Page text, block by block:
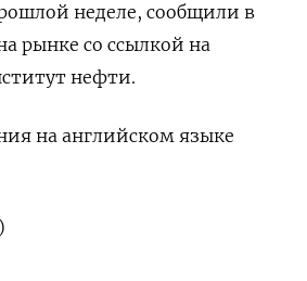
неделе, сообщили в
рынке со ссылкой ⁠на
нефти.
на английском языке